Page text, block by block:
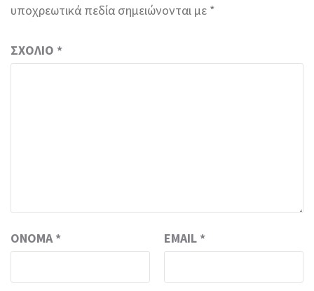
υποχρεωτικά πεδία σημειώνονται με *
ΣΧΌΛΙΟ *
ΌΝΟΜΑ* EMAIL *